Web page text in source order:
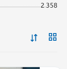
2 358